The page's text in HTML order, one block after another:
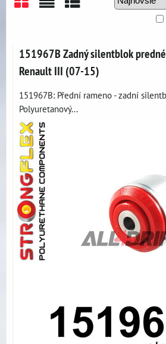
151967B Zadný silentblok
Renault III (07-15)
151967B: Přední rameno - zadní
Polyuretanový...